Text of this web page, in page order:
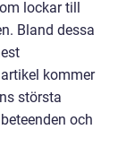
lockar till
Bland dessa
kommer
största
och